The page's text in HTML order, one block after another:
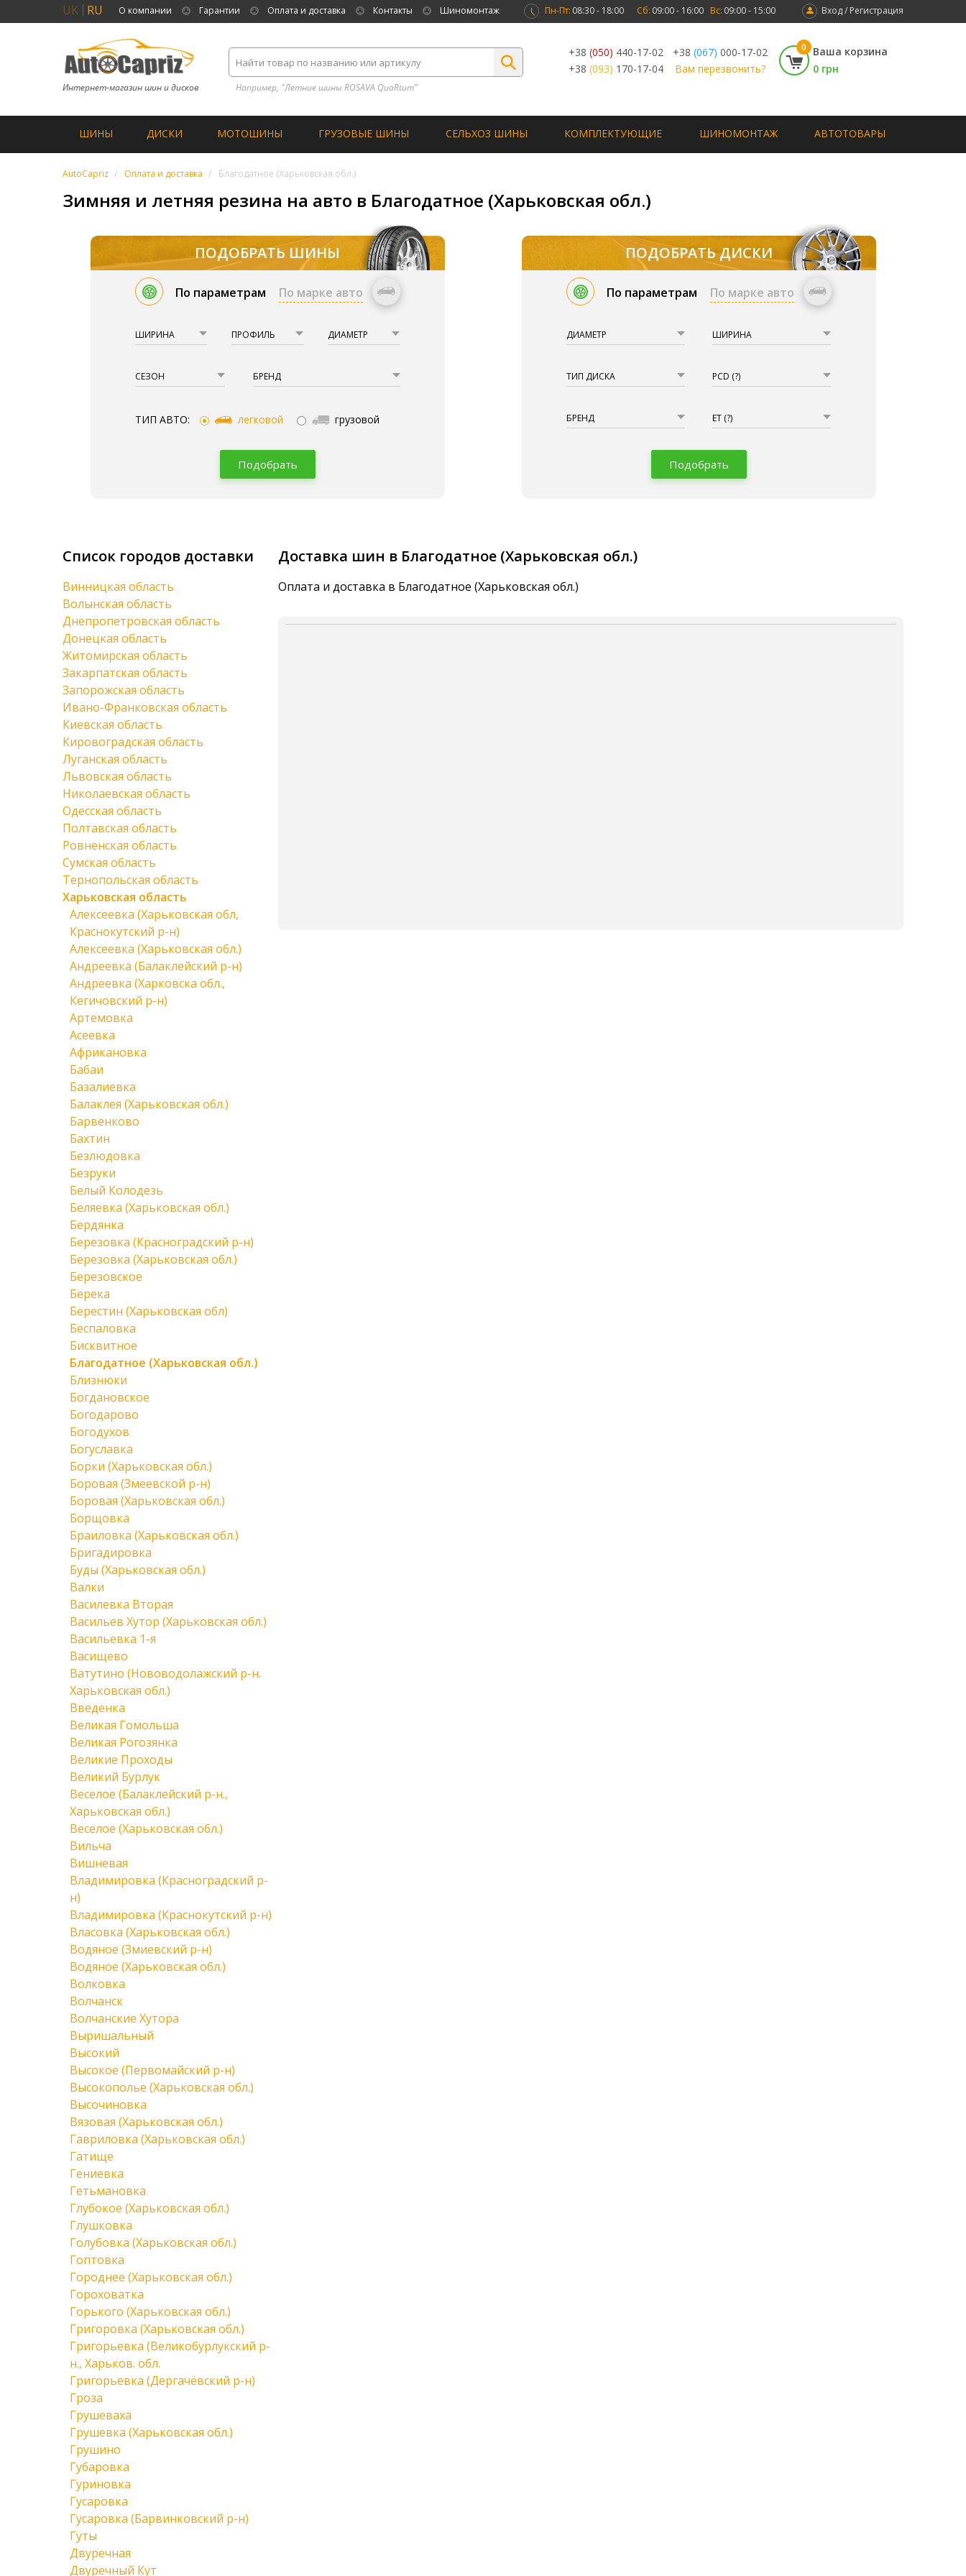
UK RU О компании Гарантии Оплата и доставка Контакты Шиномонтаж Вход / Регистрация
Пн-Пт: 08:30 - 18:00 Сб: 09:00 - 16:00 Вс: 09:00 - 15:00
Интернет-магазин шин и дисков Например, "Летние шины ROSAVA QuaRtum”
+38 (050) 440-17-02 +38 (067) 000-17-02
+38 (093) 170-17-04 Вам перезвонить?
0
Ваша корзина
0 грн
ШИНЫ ДИСКИ МОТОШИНЫ ГРУЗОВЫЕ ШИНЫ СЕЛЬХОЗ ШИНЫ КОМПЛЕКТУЮЩИЕ ШИНОМОНТАЖ АВТОТОВАРЫ
AutoCapriz Оплата и доставка Благодатное (Харьковская обл.)
Зимняя и летняя резина на авто в Благодатное (Харьковская обл.)
ПОДОБРАТЬ ШИНЫ
По параметрам По марке авто
ШИРИНА ПРОФИЛЬ ДИАМЕТР
СЕЗОН БРЕНД
ТИП АВТО: легковой грузовой
Подобрать
ПОДОБРАТЬ ДИСКИ
По параметрам По марке авто
ДИАМЕТР ШИРИНА
ТИП ДИСКА PCD (?)
БРЕНД ET (?)
Подобрать
Доставка шин в Благодатное (Харьковская обл.)
Оплата и доставка в Благодатное (Харьковская обл.)
Список городов доставки
Винницкая область
Волынская область
Днепропетровская область
Донецкая область
Житомирская область
Закарпатская область
Запорожская область
Ивано-Франковская область
Киевская область
Кировоградская область
Луганская область
Львовская область
Николаевская область
Одесская область
Полтавская область
Ровненская область
Сумская область
Тернопольская область
Харьковская область
Алексеевка (Харьковская обл,
Краснокутский р-н)
Алексеевка (Харьковская обл.)
Андреевка (Балаклейский р-н)
Андреевка (Харковска обл.,
Кегичовский р-н)
Артемовка
Асеевка
Африкановка
Бабаи
Базалиевка
Балаклея (Харьковская обл.)
Барвенково
Бахтин
Безлюдовка
Безруки
Белый Колодезь
Беляевка (Харьковская обл.)
Бердянка
Березовка (Красноградский р-н)
Березовка (Харьковская обл.)
Березовское
Берека
Берестин (Харьковская обл)
Беспаловка
Бисквитное
Благодатное (Харьковская обл.)
Близнюки
Богдановское
Богодарово
Богодухов
Богуславка
Борки (Харьковская обл.)
Боровая (Змеевской р-н)
Боровая (Харьковская обл.)
Борщовка
Браиловка (Харьковская обл.)
Бригадировка
Буды (Харьковская обл.)
Валки
Василевка Вторая
Васильев Хутор (Харьковская обл.)
Васильевка 1-я
Васищево
Ватутино (Нововодолажский р-н.
Харьковская обл.)
Введенка
Великая Гомольша
Великая Рогозянка
Великие Проходы
Великий Бурлук
Веселое (Балаклейский р-н.,
Харьковская обл.)
Веселое (Харьковская обл.)
Вильча
Вишневая
Владимировка (Красноградский р-
н)
Владимировка (Краснокутский р-н)
Власовка (Харьковская обл.)
Водяное (Змиевский р-н)
Водяное (Харьковская обл.)
Волковка
Волчанск
Волчанские Хутора
Выришальный
Высокий
Высокое (Первомайский р-н)
Высокополье (Харьковская обл.)
Высочиновка
Вязовая (Харьковская обл.)
Гавриловка (Харьковская обл.)
Гатище
Гениевка
Гетьмановка
Глубокое (Харьковская обл.)
Глушковка
Голубовка (Харьковская обл.)
Гоптовка
Городнее (Харьковская обл.)
Гороховатка
Горького (Харьковская обл.)
Григоровка (Харьковская обл.)
Григорьевка (Великобурлукский р-
н., Харьков. обл.
Григорьевка (Дергачёвский р-н)
Гроза
Грушеваха
Грушевка (Харьковская обл.)
Грушино
Губаровка
Гуриновка
Гусаровка
Гусаровка (Барвинковский р-н)
Гуты
Двуречная
Двуречный Кут